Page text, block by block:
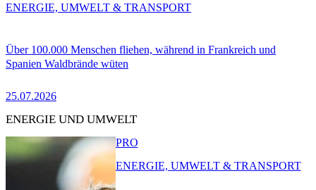
Über 100.000 Menschen fliehen, während in Frankreich und
Spanien Waldbrände wüten
25.07.2026
ENERGIE, UMWELT & TRANSPORT
ENERGIE UND UMWELT
PRO
ENERGIE, UMWELT & TRANSPORT